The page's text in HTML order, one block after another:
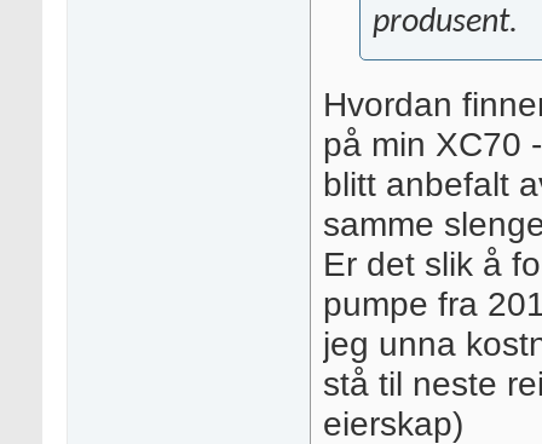
produsent.
Hvordan
på min XC70
blitt anbefalt
samme
Er det slik å
pumpe fra
jeg unna
stå til neste
eierskap)